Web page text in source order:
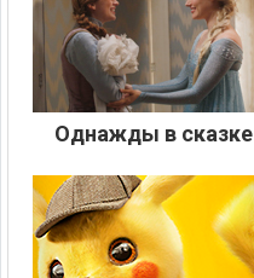
Однажды в сказке